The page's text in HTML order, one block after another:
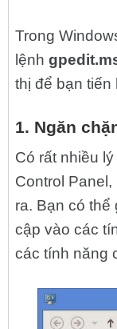
Trong
lệnh
thị để bạn tiến
1. Ngăn
Có rất nhiều
Control
ra. Bạn có thể
cập vào các
các tính năng